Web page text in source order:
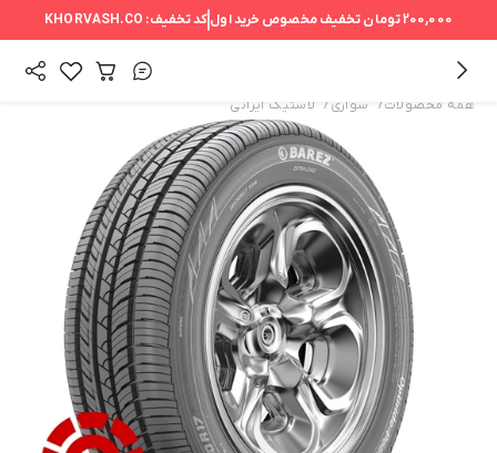
200,000 تومان تخفیف مخصوص خرید اولکد تخفیف: KHORVASH.CO
همه محصولات/ سواری / لاستیک ایرانی